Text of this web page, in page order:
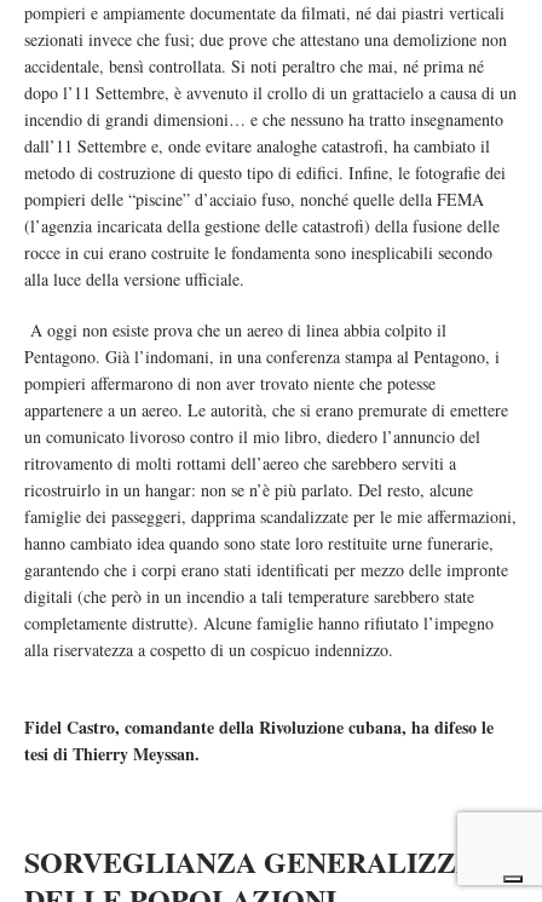
pompieri e ampiamente documentate da filmati, né dai piastri verticali
sezionati invece che fusi; due prove che attestano una demolizione non
accidentale, bensì controllata. Si noti peraltro che mai, né prima né
dopo l’11 Settembre, è avvenuto il crollo di un grattacielo a causa di un
incendio di grandi dimensioni… e che nessuno ha tratto insegnamento
dall’11 Settembre e, onde evitare analoghe catastrofi, ha cambiato il
metodo di costruzione di questo tipo di edifici. Infine, le fotografie dei
pompieri delle “piscine” d’acciaio fuso, nonché quelle della FEMA
(l’agenzia incaricata della gestione delle catastrofi) della fusione delle
rocce in cui erano costruite le fondamenta sono inesplicabili secondo
alla luce della versione ufficiale.
A oggi non esiste prova che un aereo di linea abbia colpito il
Pentagono. Già l’indomani, in una conferenza stampa al Pentagono, i
pompieri affermarono di non aver trovato niente che potesse
appartenere a un aereo. Le autorità, che si erano premurate di emettere
un comunicato livoroso contro il mio libro, diedero l’annuncio del
ritrovamento di molti rottami dell’aereo che sarebbero serviti a
ricostruirlo in un hangar: non se n’è più parlato. Del resto, alcune
famiglie dei passeggeri, dapprima scandalizzate per le mie affermazioni,
hanno cambiato idea quando sono state loro restituite urne funerarie,
garantendo che i corpi erano stati identificati per mezzo delle impronte
digitali (che però in un incendio a tali temperature sarebbero state
completamente distrutte). Alcune famiglie hanno rifiutato l’impegno
alla riservatezza a cospetto di un cospicuo indennizzo.
Fidel Castro, comandante della Rivoluzione cubana, ha difeso le
tesi di Thierry Meyssan.
SORVEGLIANZA GENERALIZZATA